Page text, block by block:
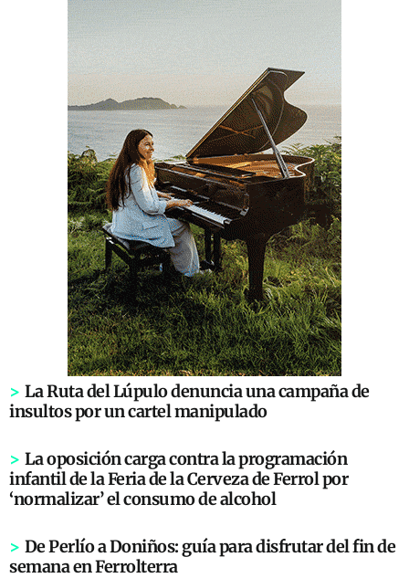
> La Ruta del Lúpulo denuncia una campaña de
insultos por un cartel manipulado
> La oposición carga contra la programación
infantil de la Feria de la Cerveza de Ferrol por
‘normalizar’ el consumo de alcohol
> De Perlío a Doniños: guía para disfrutar del fin de
semana en Ferrolterra